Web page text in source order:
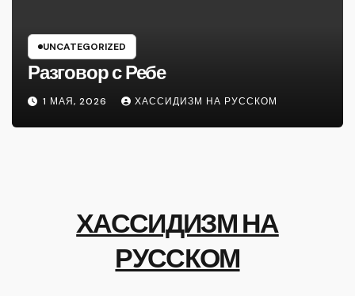
UNCATEGORIZED
Разговор с Ребе
1 МАЯ, 2026 ХАССИДИЗМ НА РУССКОМ
ХАССИДИЗМ НА
РУССКОМ